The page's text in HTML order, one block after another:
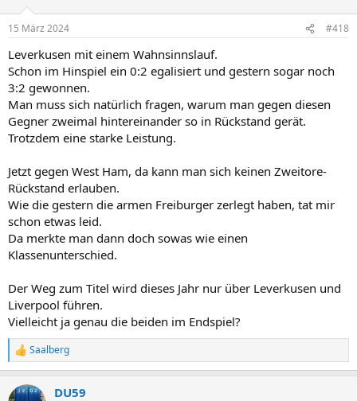
e
:
15 März 2024 #418
Leverkusen mit einem Wahnsinnslauf.
Schon im Hinspiel ein 0:2 egalisiert und gestern sogar noch
3:2 gewonnen.
Man muss sich natürlich fragen, warum man gegen diesen
Gegner zweimal hintereinander so in Rückstand gerät.
Trotzdem eine starke Leistung.
Jetzt gegen West Ham, da kann man sich keinen Zweitore-
Rückstand erlauben.
Wie die gestern die armen Freiburger zerlegt haben, tat mir
schon etwas leid.
Da merkte man dann doch sowas wie einen
Klassenunterschied.
Der Weg zum Titel wird dieses Jahr nur über Leverkusen und
Liverpool führen.
Vielleicht ja genau die beiden im Endspiel?
R
e
k
Saalberg
DU59